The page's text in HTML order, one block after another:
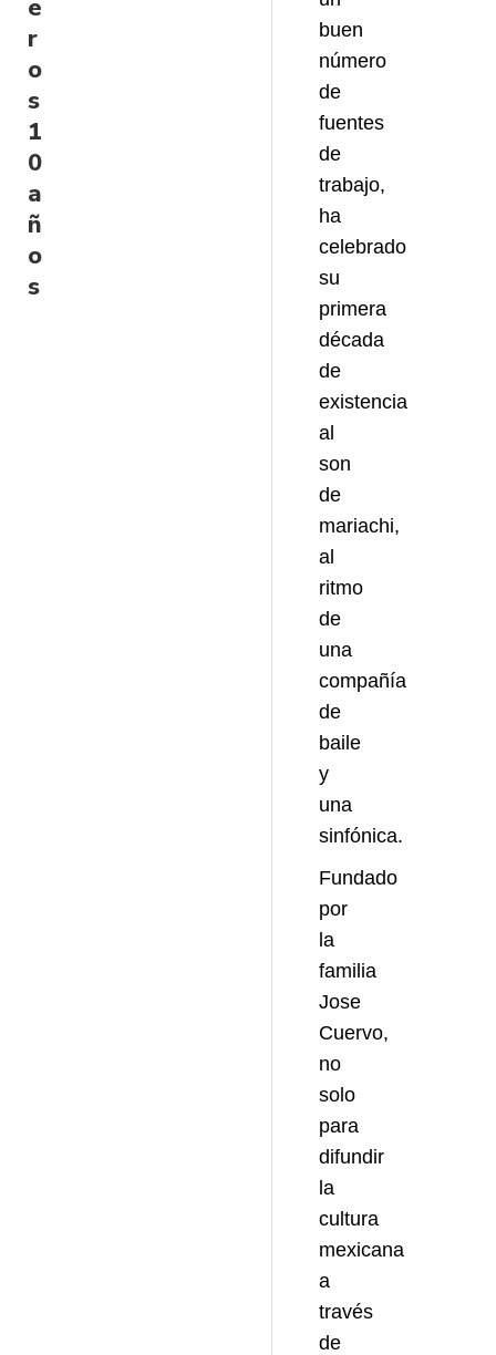
e
r
o
s
1
0
a
ñ
o
s
buen
número
de
fuentes
de
trabajo,
ha
celebrado
su
primera
década
de
existencia
al
son
de
mariachi,
al
ritmo
de
una
compañía
de
baile
y
una
sinfónica.
Fundado
por
la
familia
Jose
Cuervo,
no
solo
para
difundir
la
cultura
mexicana
a
través
de